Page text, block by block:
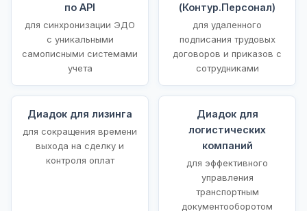
по API
для синхронизации ЭДО
с уникальными
самописными системами
учета
(Контур.Персонал)
для удаленного
подписания трудовых
договоров и приказов с
сотрудниками
Диадок для лизинга
для сокращения времени
выхода на сделку и
контроля оплат
Диадок для
логистических
компаний
для эффективного
управления
транспортным
документооборотом